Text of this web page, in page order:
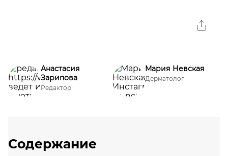
Анастасия
Зарипова
Редактор
Мария Невская
Дерматолог
Содержание